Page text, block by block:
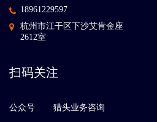
18961229597
杭州市江干区下沙艾肯金座
2612室
扫码关注
公众号 猎头业务咨询